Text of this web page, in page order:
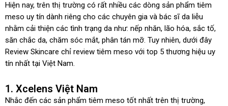
Hiện nay, trên thị trường có rất nhiều các dòng sản phẩm tiêm
meso uy tín dành riêng cho các chuyên gia và bác sĩ da liễu
nhằm cải thiện các tình trạng da như: nếp nhăn, lão hóa, sắc tố,
săn chắc da, chăm sóc mắt, phân tán mỡ. Tuy nhiên, dưới đây
Review Skincare chỉ review tiêm meso với top 5 thương hiệu uy
tín nhất tại Việt Nam.
1. Xcelens Việt Nam
Nhắc đến các sản phẩm tiêm meso tốt nhất trên thị trường,